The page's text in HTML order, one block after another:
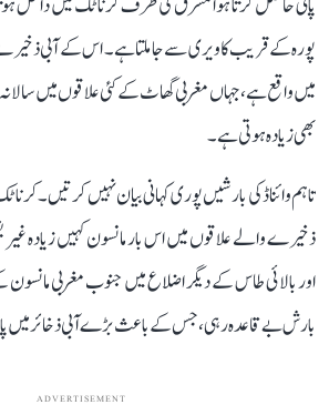
پورہ کے قریب کاویری سے جا ملتا ہے۔ اس کے آبی
بھی زیادہ ہوتی ہے۔
تاہم وائناڈ کی بارشیں پوری کہانی بیان نہیں کرتیں۔
ذخیرے والے علاقوں میں اس بار مانسون کہیں زیادہ غیر
اور بالائی طاس کے دیگر اضلاع میں جنوب مغربی
بارش بے قاعدہ رہی، جس کے باعث بڑے آبی ذخائر میں
ADVERTISEMENT